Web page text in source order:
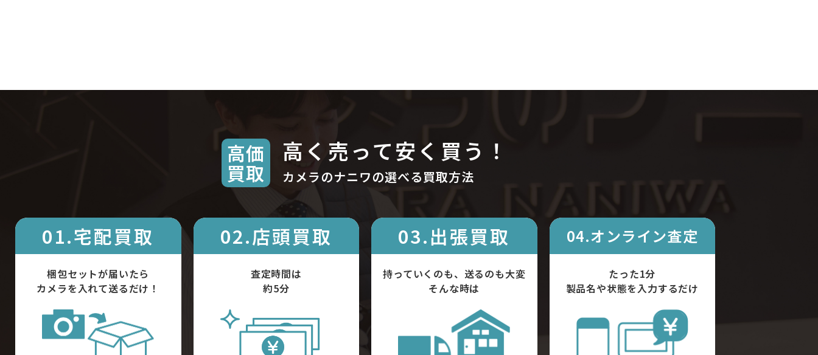
高価
買取
高く売って安く買う！
カメラのナニワの選べる買取方法
01.宅配買取
梱包セットが届いたら
カメラを入れて送るだけ！
02.店頭買取
査定時間は
約5分
03.出張買取
持っていくのも、送るのも大変
そんな時は
04.オンライン査定
たった1分
製品名や状態を入力するだけ